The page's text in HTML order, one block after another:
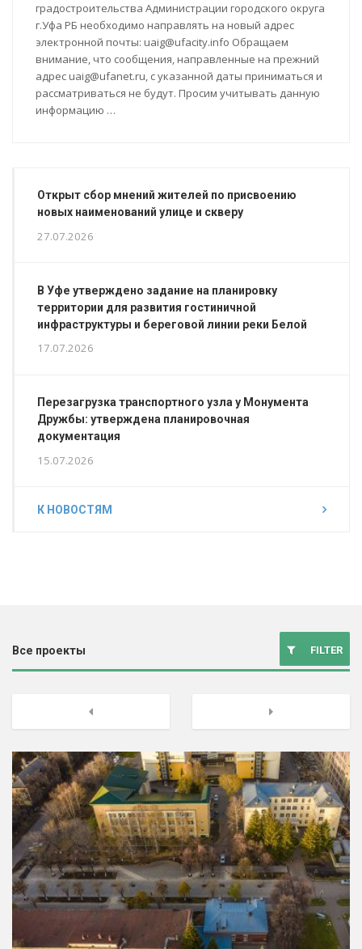
градостроительства Администрации городского округа
г.Уфа РБ необходимо направлять на новый адрес
электронной почты: uaig@ufacity.info Обращаем
внимание, что сообщения, направленные на прежний
адрес uaig@ufanet.ru, с указанной даты приниматься и
рассматриваться не будут. Просим учитывать данную
информацию …
Открыт сбор мнений жителей по присвоению
новых наименований улице и скверу
27.07.2026
В Уфе утверждено задание на планировку
территории для развития гостиничной
инфраструктуры и береговой линии реки Белой
17.07.2026
Перезагрузка транспортного узла у Монумента
Дружбы: утверждена планировочная
документация
15.07.2026
К НОВОСТЯМ
Previous Next
FILTER
Все проекты